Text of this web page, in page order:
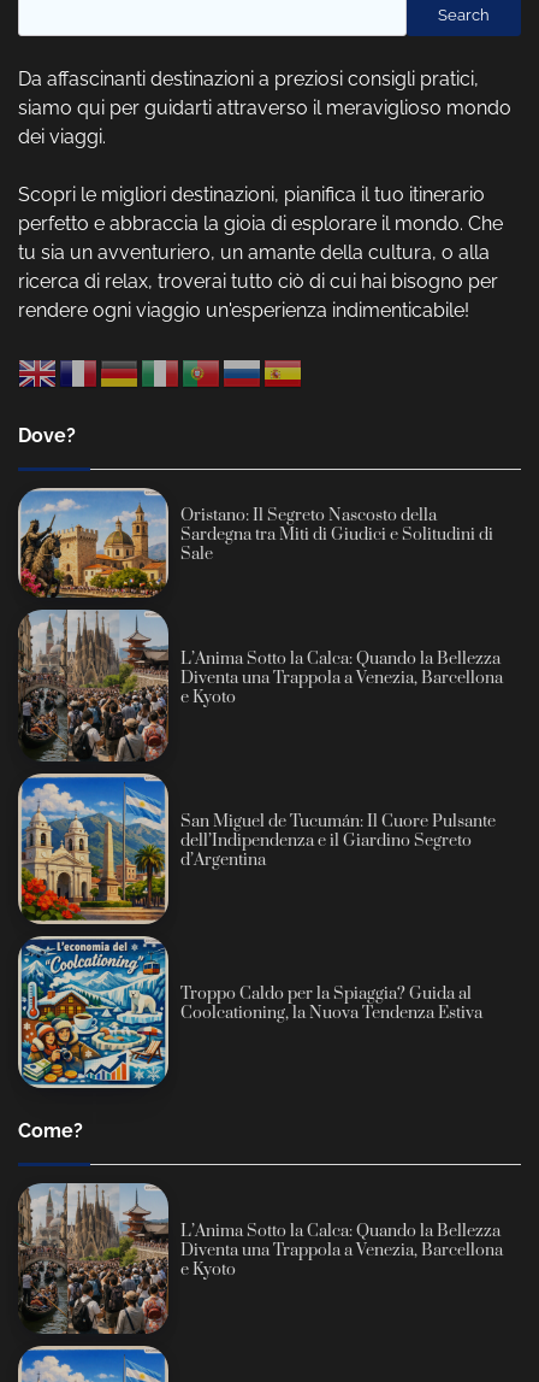
Search
Da affascinanti destinazioni a preziosi consigli pratici,
siamo qui per guidarti attraverso il meraviglioso mondo
dei viaggi.
Scopri le migliori destinazioni, pianifica il tuo itinerario
perfetto e abbraccia la gioia di esplorare il mondo. Che
tu sia un avventuriero, un amante della cultura, o alla
ricerca di relax, troverai tutto ciò di cui hai bisogno per
rendere ogni viaggio un'esperienza indimenticabile!
Dove?
Oristano: Il Segreto Nascosto della
Sardegna tra Miti di Giudici e Solitudini di
Sale
L’Anima Sotto la Calca: Quando la Bellezza
Diventa una Trappola a Venezia, Barcellona
e Kyoto
San Miguel de Tucumán: Il Cuore Pulsante
dell’Indipendenza e il Giardino Segreto
d’Argentina
Troppo Caldo per la Spiaggia? Guida al
Coolcationing, la Nuova Tendenza Estiva
Come?
L’Anima Sotto la Calca: Quando la Bellezza
Diventa una Trappola a Venezia, Barcellona
e Kyoto